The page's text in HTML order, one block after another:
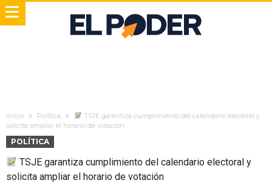
Inicio Política
TSJE garantiza cumplimiento del calendario electoral y
solicita ampliar el horario de votación
POLÍTICA
TSJE garantiza cumplimiento del calendario electoral y
solicita ampliar el horario de votación